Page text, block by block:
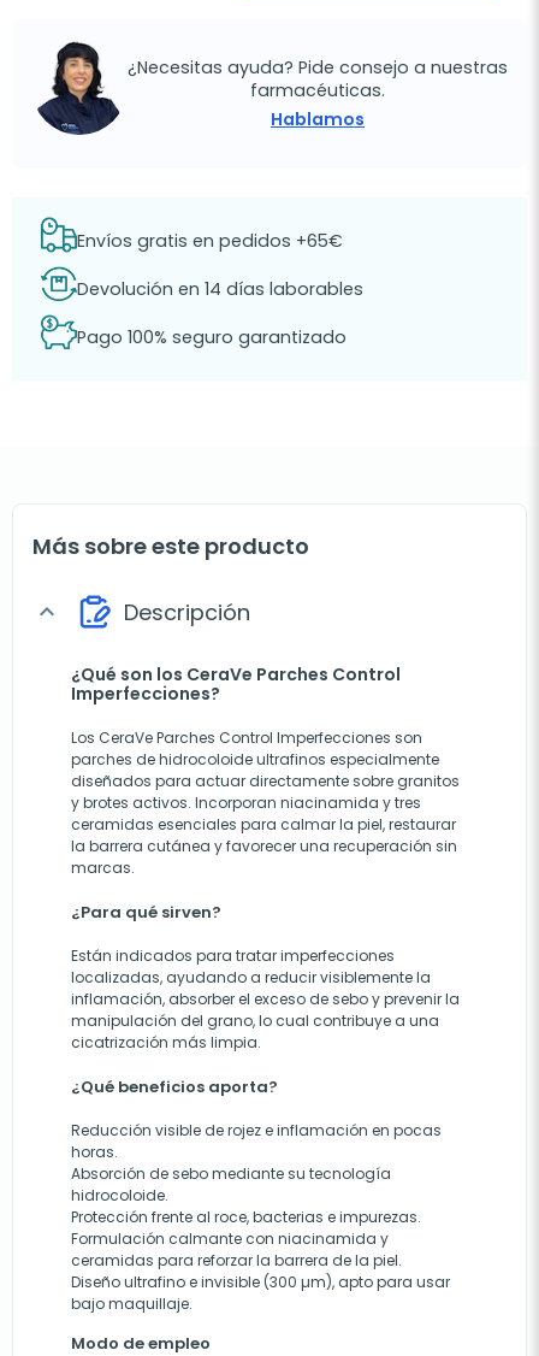
¿Necesitas ayuda? Pide consejo a nuestras
farmacéuticas.
Hablamos
Envíos gratis en pedidos +65€
Devolución en 14 días laborables
Pago 100% seguro garantizado
Más sobre este producto
expand_more Descripción
¿Qué son los CeraVe Parches Control
Imperfecciones?
Los CeraVe Parches Control Imperfecciones son
parches de hidrocoloide ultrafinos especialmente
diseñados para actuar directamente sobre granitos
y brotes activos. Incorporan niacinamida y tres
ceramidas esenciales para calmar la piel, restaurar
la barrera cutánea y favorecer una recuperación sin
marcas.
¿Para qué sirven?
Están indicados para tratar imperfecciones
localizadas, ayudando a reducir visiblemente la
inflamación, absorber el exceso de sebo y prevenir la
manipulación del grano, lo cual contribuye a una
cicatrización más limpia.
¿Qué beneficios aporta?
Reducción visible de rojez e inflamación en pocas
horas.
Absorción de sebo mediante su tecnología
hidrocoloide.
Protección frente al roce, bacterias e impurezas.
Formulación calmante con niacinamida y
ceramidas para reforzar la barrera de la piel.
Diseño ultrafino e invisible (300 µm), apto para usar
bajo maquillaje.
Modo de empleo